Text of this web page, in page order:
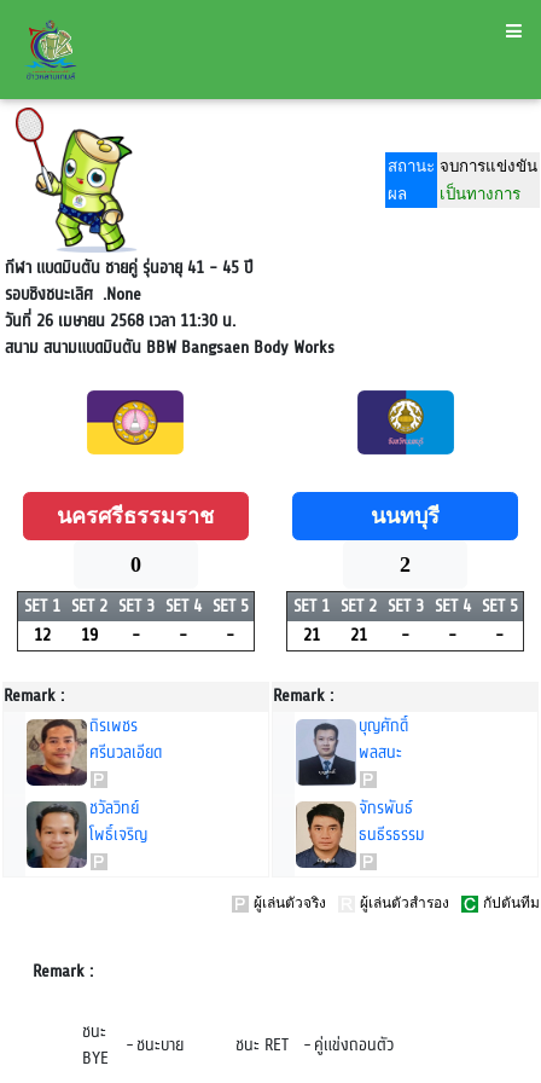
สถานะ จบการแข่งขัน
ผล
เป็นทางการ
กีฬา แบดมินตัน ชายคู่ รุ่นอายุ 41 - 45 ปี
รอบชิงชนะเลิศ.None
วันที่ 26 เมษายน 2568 เวลา 11:30 น.
สนามสนามแบดมินตัน BBW Bangsaen Body Works
นครศรีธรรมราช
0
SET 1 SET 2 SET 3 SET 4 SET 5
12
19 - - -
Remark :
ถิรเพชร
ศรีนวลเอียด
ชวัลวิทย์
โพธิ์เจริญ
นนทบุรี
2
SET 1 SET 2 SET 3 SET 4 SET 5
21
21 - - -
Remark :
บุญศักดิ์
พลสนะ
จักรพันธ์
ธนธีรธรรม
ผู้เล่นตัวจริง ผู้เล่นตัวสำรอง กัปตันทีม
Remark :
ชนะ
BYE
-ชนะบาย ชนะ RET -คู่แข่งถอนตัว